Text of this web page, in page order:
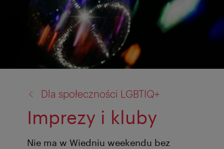
Dla społeczności LGBTIQ+
Imprezy i kluby
Nie ma w Wiedniu weekendu bez